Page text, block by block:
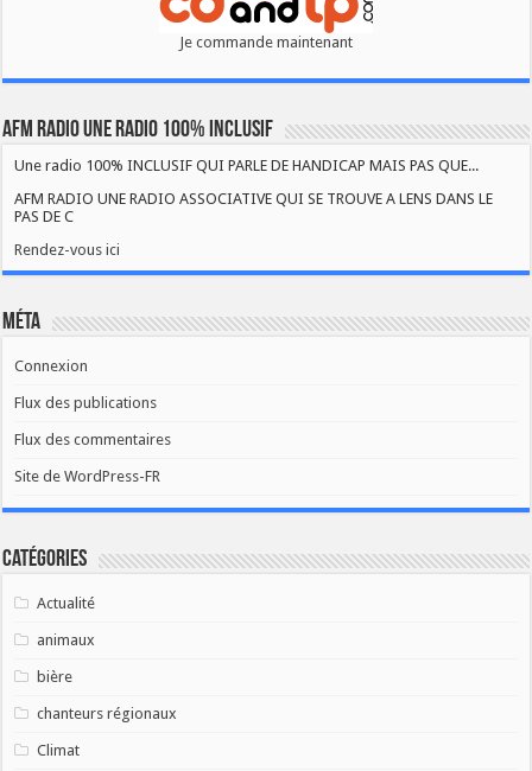
Je commande maintenant
AFM RADIO UNE RADIO 100% INCLUSIF
Une radio 100% INCLUSIF QUI PARLE DE HANDICAP MAIS PAS QUE...
AFM RADIO UNE RADIO ASSOCIATIVE QUI SE TROUVE A LENS DANS LE
PAS DE C
Rendez-vous ici
Méta
Connexion
Flux des publications
Flux des commentaires
Site de WordPress-FR
Catégories
Actualité
animaux
bière
chanteurs régionaux
Climat